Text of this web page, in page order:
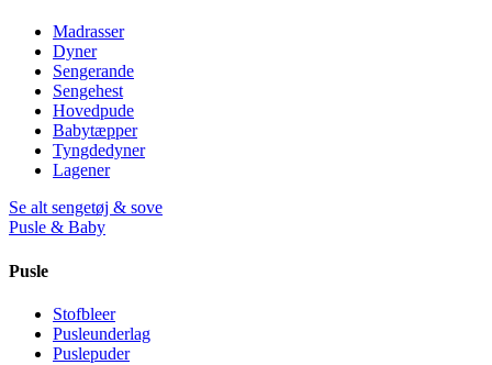
Madrasser
Dyner
Sengerande
Sengehest
Hovedpude
Babytæpper
Tyngdedyner
Lagener
Se alt sengetøj & sove
Pusle & Baby
Pusle
Stofbleer
Pusleunderlag
Puslepuder